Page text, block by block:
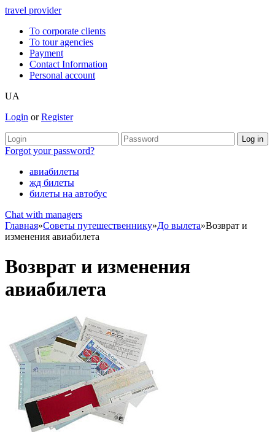
travel provider
To corporate clients
To tour agencies
Payment
Contact Information
Personal account
UA
Login orRegister
Forgot your password?
авиабилеты
жд билеты
билеты на автобус
Chat with managers
Главная»Советы путешественнику»До вылета»Возврат и
изменения авиабилета
Возврат и изменения
авиабилета